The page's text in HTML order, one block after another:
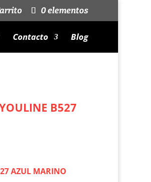
0 elementos
Contacto Blog
B527
AZUL MARINO